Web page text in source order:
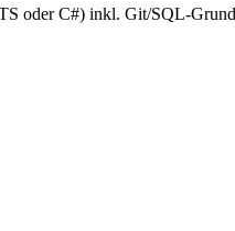
oder C#) inkl. Git/SQL-